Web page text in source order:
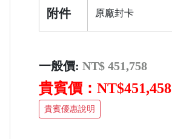
附件 原廠封卡
一般價: NT$ 451,758
貴賓價：NT$451,458
貴賓優惠說明